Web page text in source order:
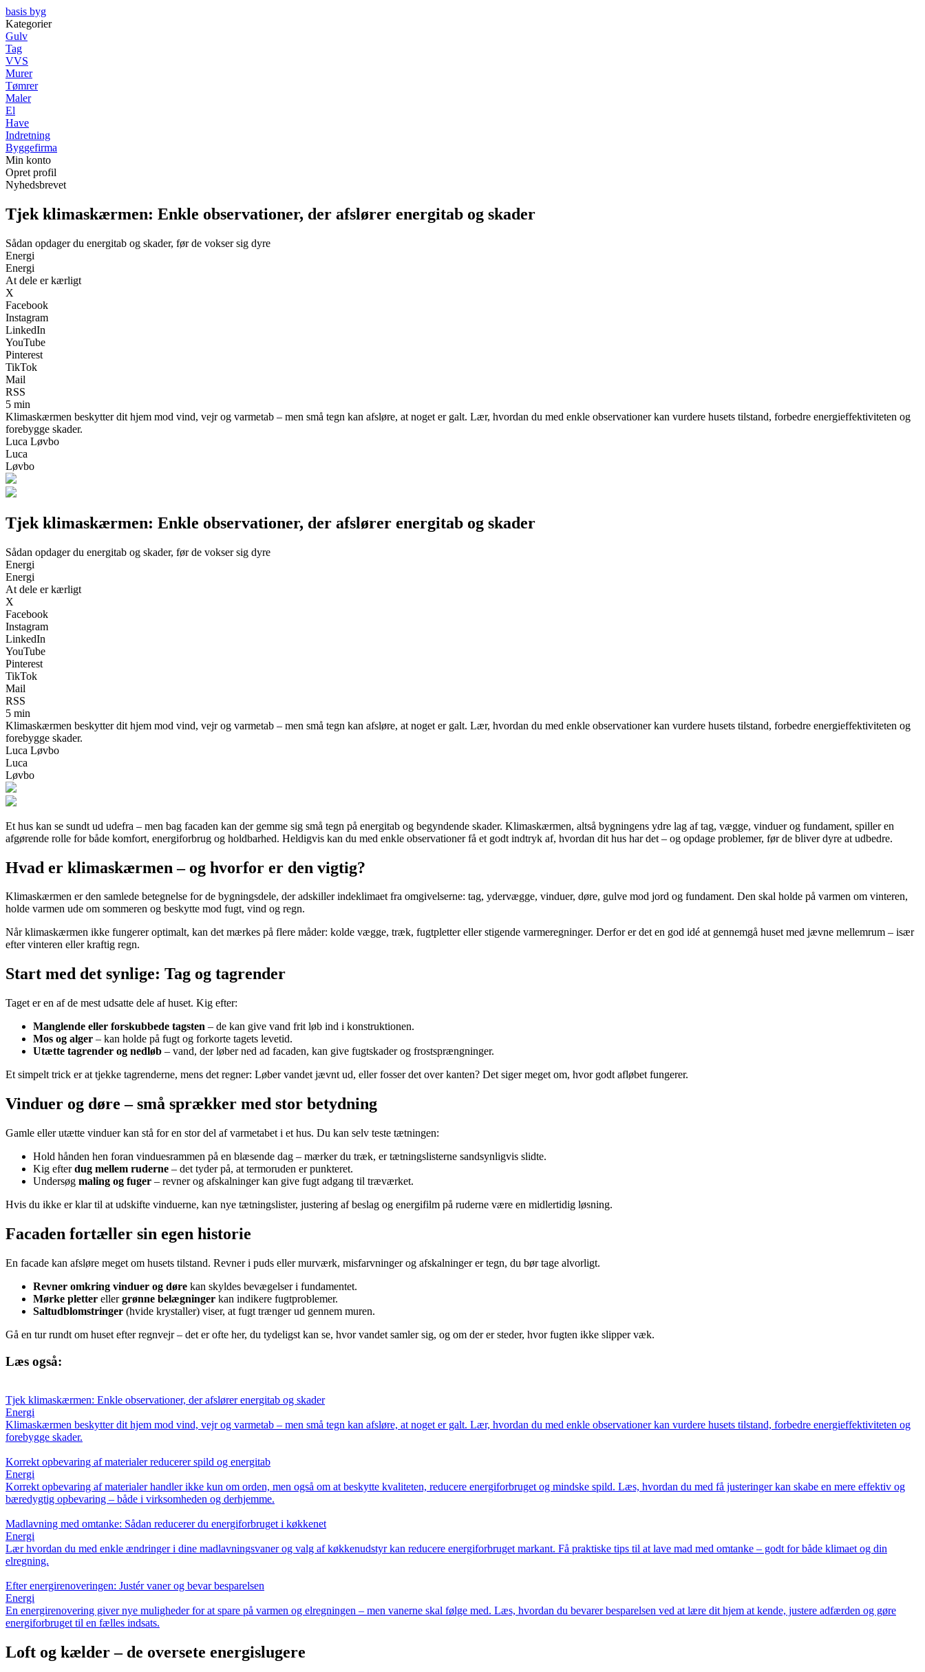
basis byg
Kategorier
Gulv
Tag
VVS
Murer
Tømrer
Maler
El
Have
Indretning
Byggefirma
Min konto
Opret profil
Nyhedsbrevet
Tjek klimaskærmen: Enkle observationer, der afslører energitab og skader
Sådan opdager du energitab og skader, før de vokser sig dyre
Energi
Energi
At dele er kærligt
X
Facebook
Instagram
LinkedIn
YouTube
Pinterest
TikTok
Mail
RSS
5 min
Klimaskærmen beskytter dit hjem mod vind, vejr og varmetab – men små tegn kan afsløre, at noget er galt. Lær, hvordan du med enkle observationer kan vurdere husets tilstand, forbedre energieffektiviteten og
forebygge skader.
Luca Løvbo
Luca
Løvbo
Tjek klimaskærmen: Enkle observationer, der afslører energitab og skader
Sådan opdager du energitab og skader, før de vokser sig dyre
Energi
Energi
At dele er kærligt
X
Facebook
Instagram
LinkedIn
YouTube
Pinterest
TikTok
Mail
RSS
5 min
Klimaskærmen beskytter dit hjem mod vind, vejr og varmetab – men små tegn kan afsløre, at noget er galt. Lær, hvordan du med enkle observationer kan vurdere husets tilstand, forbedre energieffektiviteten og
forebygge skader.
Luca Løvbo
Luca
Løvbo
Et hus kan se sundt ud udefra – men bag facaden kan der gemme sig små tegn på energitab og begyndende skader. Klimaskærmen, altså bygningens ydre lag af tag, vægge, vinduer og fundament, spiller en
afgørende rolle for både komfort, energiforbrug og holdbarhed. Heldigvis kan du med enkle observationer få et godt indtryk af, hvordan dit hus har det – og opdage problemer, før de bliver dyre at udbedre.
Hvad er klimaskærmen – og hvorfor er den vigtig?
Klimaskærmen er den samlede betegnelse for de bygningsdele, der adskiller indeklimaet fra omgivelserne: tag, ydervægge, vinduer, døre, gulve mod jord og fundament. Den skal holde på varmen om vinteren,
holde varmen ude om sommeren og beskytte mod fugt, vind og regn.
Når klimaskærmen ikke fungerer optimalt, kan det mærkes på flere måder: kolde vægge, træk, fugtpletter eller stigende varmeregninger. Derfor er det en god idé at gennemgå huset med jævne mellemrum – især
efter vinteren eller kraftig regn.
Start med det synlige: Tag og tagrender
Taget er en af de mest udsatte dele af huset. Kig efter:
Manglende eller forskubbede tagsten – de kan give vand frit løb ind i konstruktionen.
Mos og alger – kan holde på fugt og forkorte tagets levetid.
Utætte tagrender og nedløb – vand, der løber ned ad facaden, kan give fugtskader og frostsprængninger.
Et simpelt trick er at tjekke tagrenderne, mens det regner: Løber vandet jævnt ud, eller fosser det over kanten? Det siger meget om, hvor godt afløbet fungerer.
Vinduer og døre – små sprækker med stor betydning
Gamle eller utætte vinduer kan stå for en stor del af varmetabet i et hus. Du kan selv teste tætningen:
Hold hånden hen foran vinduesrammen på en blæsende dag – mærker du træk, er tætningslisterne sandsynligvis slidte.
Kig efterdug mellem ruderne – det tyder på, at termoruden er punkteret.
Undersøg maling og fuger – revner og afskalninger kan give fugt adgang til træværket.
Hvis du ikke er klar til at udskifte vinduerne, kan nye tætningslister, justering af beslag og energifilm på ruderne være en midlertidig løsning.
Facaden fortæller sin egen historie
En facade kan afsløre meget om husets tilstand. Revner i puds eller murværk, misfarvninger og afskalninger er tegn, du bør tage alvorligt.
Revner omkring vinduer og døre kan skyldes bevægelser i fundamentet.
Mørke pletter ellergrønne belægninger kan indikere fugtproblemer.
Saltudblomstringer (hvide krystaller) viser, at fugt trænger ud gennem muren.
Gå en tur rundt om huset efter regnvejr – det er ofte her, du tydeligst kan se, hvor vandet samler sig, og om der er steder, hvor fugten ikke slipper væk.
Læs også:
Tjek klimaskærmen: Enkle observationer, der afslører energitab og skader
Energi
Klimaskærmen beskytter dit hjem mod vind, vejr og varmetab – men små tegn kan afsløre, at noget er galt. Lær, hvordan du med enkle observationer kan vurdere husets tilstand, forbedre energieffektiviteten og
forebygge skader.
Korrekt opbevaring af materialer reducerer spild og energitab
Energi
Korrekt opbevaring af materialer handler ikke kun om orden, men også om at beskytte kvaliteten, reducere energiforbruget og mindske spild. Læs, hvordan du med få justeringer kan skabe en mere effektiv og
bæredygtig opbevaring – både i virksomheden og derhjemme.
Madlavning med omtanke: Sådan reducerer du energiforbruget i køkkenet
Energi
Lær hvordan du med enkle ændringer i dine madlavningsvaner og valg af køkkenudstyr kan reducere energiforbruget markant. Få praktiske tips til at lave mad med omtanke – godt for både klimaet og din
elregning.
Efter energirenoveringen: Justér vaner og bevar besparelsen
Energi
En energirenovering giver nye muligheder for at spare på varmen og elregningen – men vanerne skal følge med. Læs, hvordan du bevarer besparelsen ved at lære dit hjem at kende, justere adfærden og gøre
energiforbruget til en fælles indsats.
Loft og kælder – de oversete energislugere